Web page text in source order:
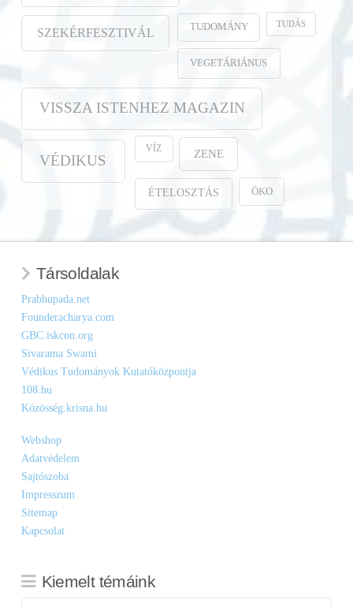
SZEKÉRFESZTIVÁL TUDOMÁNY TUDÁS
VEGETÁRIÁNUS
VISSZA ISTENHEZ MAGAZIN
VÉDIKUS
VÍZ ZENE
ÉTELOSZTÁS ÖKO
Társoldalak
Prabhupada.net
Founderacharya.com
GBC.iskcon.org
Sivarama Swami
Védikus Tudományok Kutatóközpontja
108.hu
Közösség.krisna.hu
Webshop
Adatvédelem
Sajtószoba
Impresszum
Sitemap
Kapcsolat
Kiemelt témáink